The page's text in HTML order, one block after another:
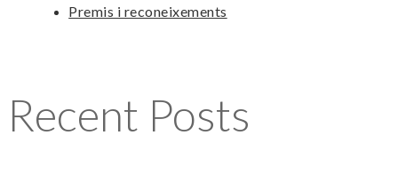
Premis i reconeixements
Recent Posts